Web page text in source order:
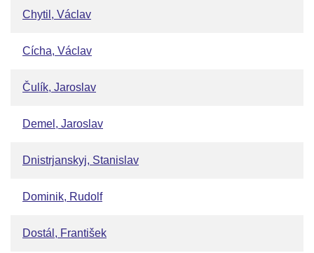
Chytil, Václav
Cícha, Václav
Čulík, Jaroslav
Demel, Jaroslav
Dnistrjanskyj, Stanislav
Dominik, Rudolf
Dostál, František